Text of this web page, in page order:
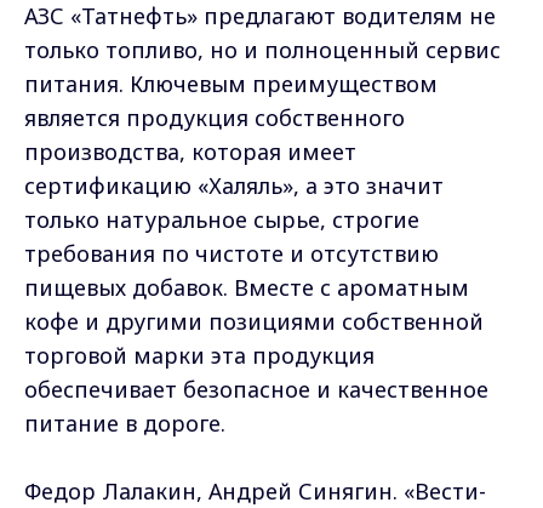
АЗС «Татнефть» предлагают водителям не
только топливо, но и полноценный сервис
питания. Ключевым преимуществом
является продукция собственного
производства, которая имеет
сертификацию «Халяль», а это значит
только натуральное сырье, строгие
требования по чистоте и отсутствию
пищевых добавок. Вместе с ароматным
кофе и другими позициями собственной
торговой марки эта продукция
обеспечивает безопасное и качественное
питание в дороге.
Федор Лалакин, Андрей Синягин. «Вести-